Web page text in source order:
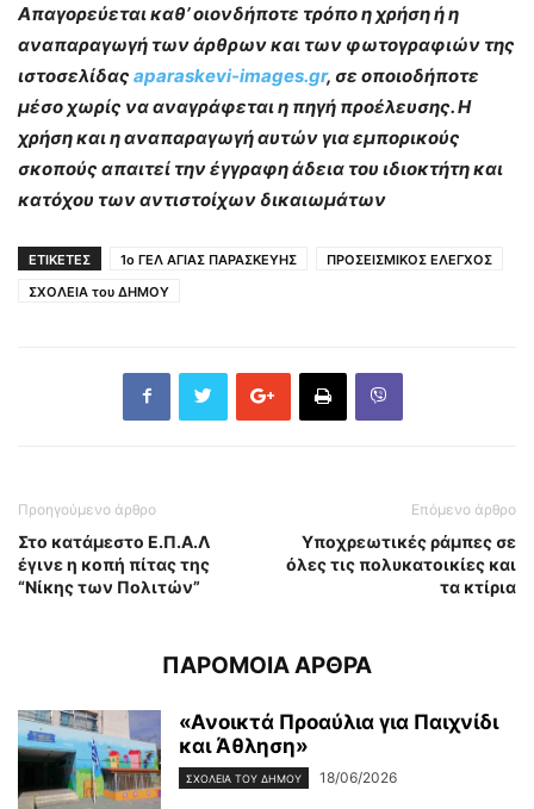
Απαγορεύεται καθ’ οιονδήποτε τρόπο η χρήση ή η
αναπαραγωγή των άρθρων και των φωτογραφιών της
ιστοσελίδας aparaskevi-images.gr, σε οποιοδήποτε
μέσο χωρίς να αναγράφεται η πηγή προέλευσης. Η
χρήση και η αναπαραγωγή αυτών για εμπορικούς
σκοπούς απαιτεί την έγγραφη άδεια του ιδιοκτήτη και
κατόχου των αντιστοίχων δικαιωμάτων
ΕΤΙΚΕΤΕΣ 1ο ΓΕΛ ΑΓΙΑΣ ΠΑΡΑΣΚΕΥΗΣ
ΠΡΟΣΕΙΣΜΙΚΟΣ ΕΛΕΓΧΟΣ
ΣΧΟΛΕΙΑ του ΔΗΜΟΥ
Προηγούμενο άρθρο
Στο κατάμεστο Ε.Π.Α.Λ
έγινε η κοπή πίτας της
“Νίκης των Πολιτών”
Επόμενο άρθρο
Υποχρεωτικές ράμπες σε
όλες τις πολυκατοικίες και
τα κτίρια
ΠΑΡΟΜΟΙΑ ΑΡΘΡΑ
«Ανοικτά Προαύλια για Παιχνίδι
και Άθληση»
ΣΧΟΛΕΙΑ ΤΟΥ ΔΗΜΟΥ 18/06/2026